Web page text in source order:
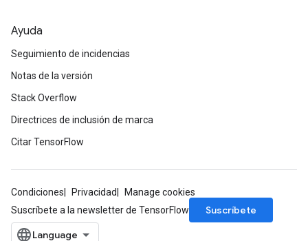
Ayuda
Seguimiento de incidencias
Notas de la versión
Stack Overflow
Directrices de inclusión de marca
Citar TensorFlow
Condiciones Privacidad
Manage cookies
Suscríbete a la newsletter de TensorFlow
Suscríbete